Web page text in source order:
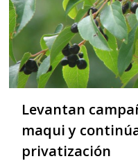
Levantan
maqui y
privatización